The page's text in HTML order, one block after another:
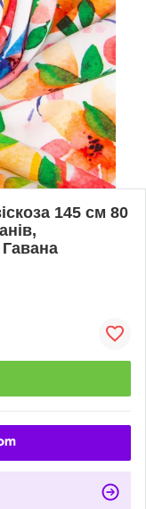
145 см 80
Гавана